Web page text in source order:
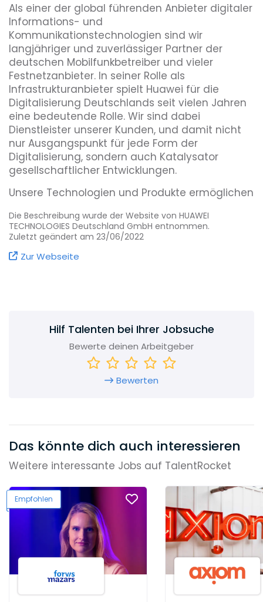
Als einer der global führenden Anbieter digitaler
Informations- und
Kommunikationstechnologien sind wir
langjähriger und zuverlässiger Partner der
deutschen Mobilfunkbetreiber und vieler
Festnetzanbieter. In seiner Rolle als
Infrastrukturanbieter spielt Huawei für die
Digitalisierung Deutschlands seit vielen Jahren
eine bedeutende Rolle. Wir sind dabei
Dienstleister unserer Kunden, und damit nicht
nur Ausgangspunkt für jede Form der
Digitalisierung, sondern auch Katalysator
gesellschaftlicher Entwicklungen.
Unsere Technologien und Produkte ermöglichen
Innovationen: Die Weiterentwicklung der Netze
zur Mobilfunkgeneration 5G zum Beispiel schafft
Voraussetzungen für Smart-City-Loesungen,
optimiert die Möglichkeiten der Industrie 4.0
Die Beschreibung wurde der Website von HUAWEI
TECHNOLOGIES Deutschland GmbH entnommen.
Zuletzt geändert am 23/06/2022
Zur Webseite
Hilf Talenten bei Ihrer Jobsuche
Bewerte deinen Arbeitgeber
Bewerten
Das könnte dich auch interessieren
Weitere interessante Jobs auf TalentRocket
Empfohlen